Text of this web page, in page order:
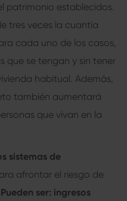
patrimonio establecidos.
tres veces la cuantía
cada uno de los casos,
que se tengan y sin tener
habitual. Además,
también aumentará
que vivan en la
sistemas de
afrontar el riesgo de
ser: ingresos